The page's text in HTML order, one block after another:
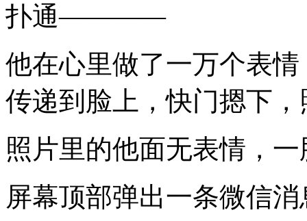
扑通————
他在心里做了一万个表
传递到脸上，快门摁下
照片里的他面无表情，
屏幕顶部弹出一条微信